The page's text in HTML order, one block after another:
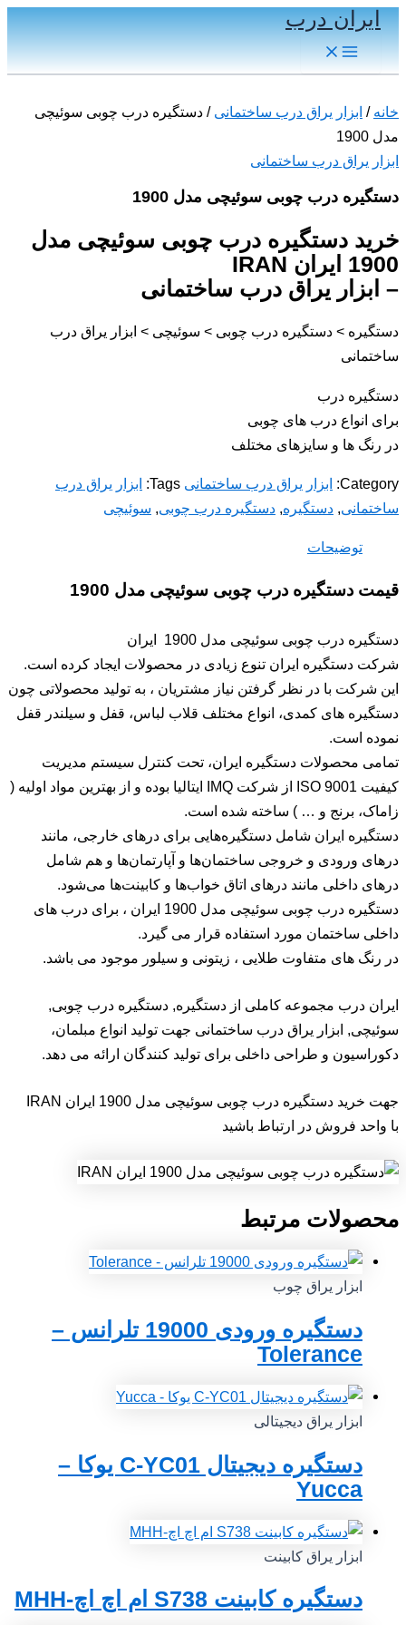
پرش
به
محتوا
ایران درب
Main
Menu
خانه / ابزار یراق درب ساختمانی / دستگیره درب چوبی سوئیچی
مدل 1900
ابزار یراق درب ساختمانی
دستگیره درب چوبی سوئیچی مدل 1900
خرید دستگیره درب چوبی سوئیچی مدل
1900 ایران IRAN
– ابزار یراق درب ساختمانی
دستگیره > دستگیره درب چوبی > سوئیچی > ابزار یراق درب
ساختمانی
دستگیره درب
برای انواع درب های چوبی
در رنگ ها و سایزهای مختلف
Category: ابزار یراق درب ساختمانی Tags: ابزار یراق درب
ساختمانی, دستگیره, دستگیره درب چوبی, سوئیچی
توضیحات
قیمت دستگیره درب چوبی سوئیچی مدل 1900
دستگیره درب چوبی سوئیچی مدل 1900 ایران
شرکت دستگیره ایران تنوع زیادی در محصولات ایجاد کرده است.
این شرکت با در نظر گرفتن نیاز مشتریان ، به تولید محصولاتی چون
دستگیره های کمدی، انواع مختلف قلاب لباس، قفل و سیلندر قفل
نموده است.
تمامی محصولات دستگیره ایران، تحت کنترل سیستم مدیریت
کیفیت ISO 9001 از شرکت IMQ ایتالیا بوده و از بهترین مواد اولیه (
زاماک، برنج و … ) ساخته شده است.
دستگیره ایران شامل دستگیره‌هایی برای درهای خارجی، مانند
درهای ورودی و خروجی ساختما‌ن‌ها و آپارتمان‌ها و هم شامل
درهای داخلی مانند درهای اتاق خواب‌ها و کابینت‌ها می‌شود.
دستگیره درب چوبی سوئیچی مدل 1900 ایران ، برای درب های
داخلی ساختمان مورد استفاده قرار می گیرد.
در رنگ های متفاوت طلایی ، زیتونی و سیلور موجود می باشد.
ایران درب مجموعه کاملی از دستگیره, دستگیره درب چوبی,
سوئیچی, ابزار یراق درب ساختمانی جهت تولید انواع مبلمان،
دکوراسیون و طراحی داخلی برای تولید کنندگان ارائه می دهد.
جهت خرید دستگیره درب چوبی سوئیچی مدل 1900 ایران IRAN
با واحد فروش در ارتباط باشید
محصولات مرتبط
ابزار یراق چوب
دستگیره ورودی 19000 تلرانس –
Tolerance
ابزار یراق دیجیتالی
دستگیره دیجیتال C-YC01 یوکا –
Yucca
ابزار یراق کابینت
دستگیره کابینت S738 ام اچ اچ-MHH